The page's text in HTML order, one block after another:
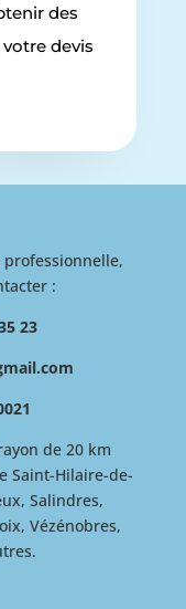
des
devis
:
23
de 20 km
Saint-Hilaire-de-
Salindres,
Vézénobres,